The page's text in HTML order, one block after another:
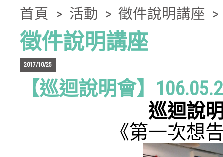
首頁 > 活動 > 徵件說明講座
徵件說明講座
2017/10/25
【巡迴說明會】
巡迴說
《第一次想